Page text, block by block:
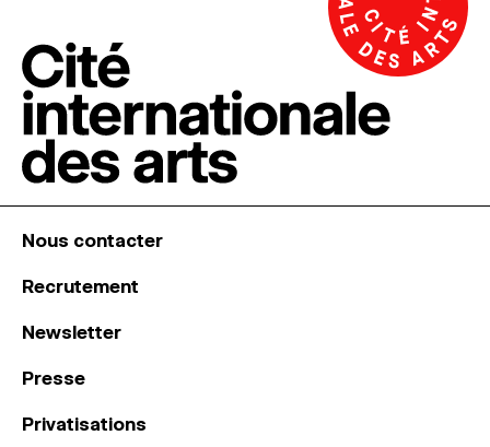
Nous contacter
Recrutement
Newsletter
Presse
Privatisations